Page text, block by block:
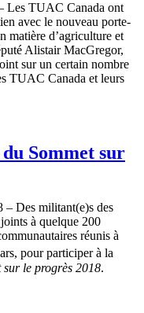
Les TUAC Canada ont
avec le nouveau porte-
matière d’agriculture et
Alistair MacGregor,
sur un certain nombre
TUAC Canada et leurs
Sommet sur
– Des militant(e)s des
à quelque 200
réunis à
pour participer à la
sur le progrès 2018.